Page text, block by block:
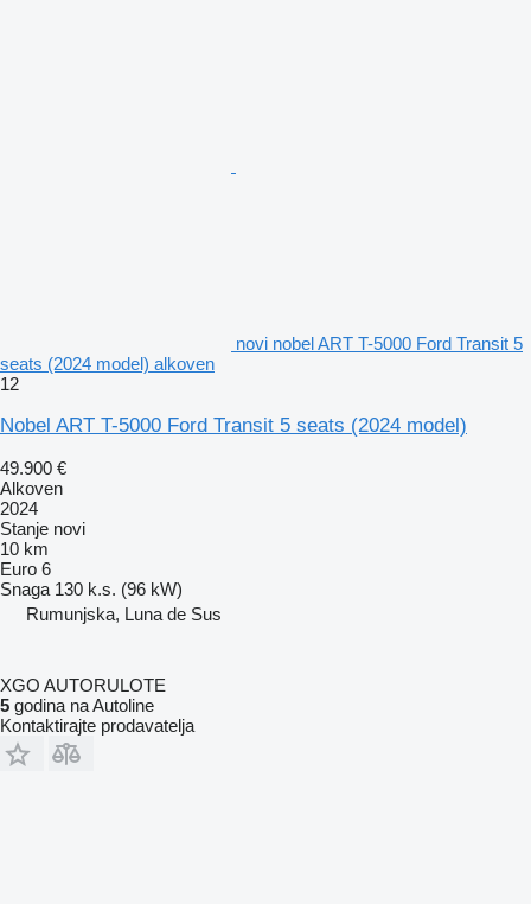
novi nobel ART T-5000 Ford Transit 5
seats (2024 model) alkoven
12
Nobel ART T-5000 Ford Transit 5 seats (2024 model)
49.900 €
Alkoven
2024
Stanje novi
10 km
Euro 6
Snaga 130 k.s. (96 kW)
Rumunjska, Luna de Sus
XGO AUTORULOTE
5 godina na Autoline
Kontaktirajte prodavatelja